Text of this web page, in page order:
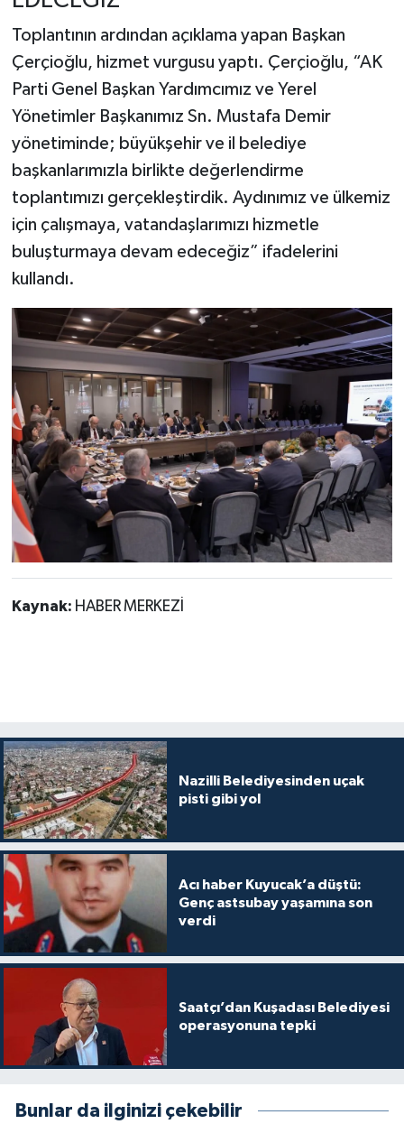
Toplantının ardından açıklama yapan Başkan
Çerçioğlu, hizmet vurgusu yaptı. Çerçioğlu, “AK
Parti Genel Başkan Yardımcımız ve Yerel
Yönetimler Başkanımız Sn. Mustafa Demir
yönetiminde; büyükşehir ve il belediye
başkanlarımızla birlikte değerlendirme
toplantımızı gerçekleştirdik. Aydınımız ve ülkemiz
için çalışmaya, vatandaşlarımızı hizmetle
buluşturmaya devam edeceğiz” ifadelerini
kullandı.
Kaynak: HABER MERKEZİ
Nazilli Belediyesinden uçak
pisti gibi yol
Acı haber Kuyucak’a düştü:
Genç astsubay yaşamına son
verdi
Saatçı’dan Kuşadası Belediyesi
operasyonuna tepki
Bunlar da ilginizi çekebilir